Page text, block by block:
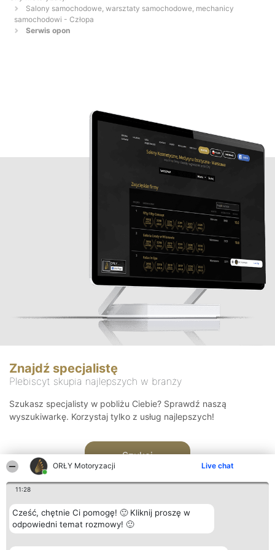
ORŁY Motoryzacji Live chat
11:28
Cześć, chętnie Ci pomogę! 🙂 Kliknij proszę w
odpowiedni temat rozmowy! 🙂
Salony samochodowe, warsztaty samochodowe, mechanicy
samochodowi - Człopa
Serwis opon
Znajdź specjalistę
Plebiscyt skupia najlepszych w branży
Szukasz specjalisty w pobliżu Ciebie? Sprawdź naszą
wyszukiwarkę. Korzystaj tylko z usług najlepszych!
Szukaj
Organizator plebiscytu Plebiscyt Kontakt